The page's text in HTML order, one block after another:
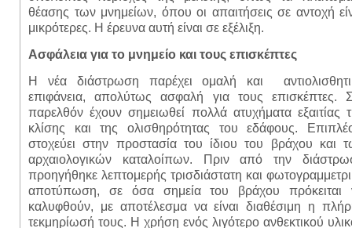
θέασης των μνημείων, όπου οι απαιτήσεις σε αντοχή
μικρότερες. Η έρευνα αυτή είναι σε εξέλιξη.
Ασφάλεια για το μνημείο και τους επισκέπτες
Η νέα διάστρωση παρέχει ομαλή και
επιφάνεια, απολύτως ασφαλή για τους επισκέπτες.
παρελθόν έχουν σημειωθεί πολλά ατυχήματα εξαιτίας
κλίσης και της ολισθηρότητας του εδάφους.
στοχεύει στην προστασία του ίδιου του βράχου και
αρχαιολογικών καταλοίπων. Πριν από την
προηγήθηκε λεπτομερής τρισδιάστατη και
αποτύπωση, σε όσα σημεία του βράχου πρόκειται
καλυφθούν, με αποτέλεσμα να είναι διαθέσιμη η
τεκμηρίωσή τους. Η χρήση ενός λιγότερο ανθεκτικού